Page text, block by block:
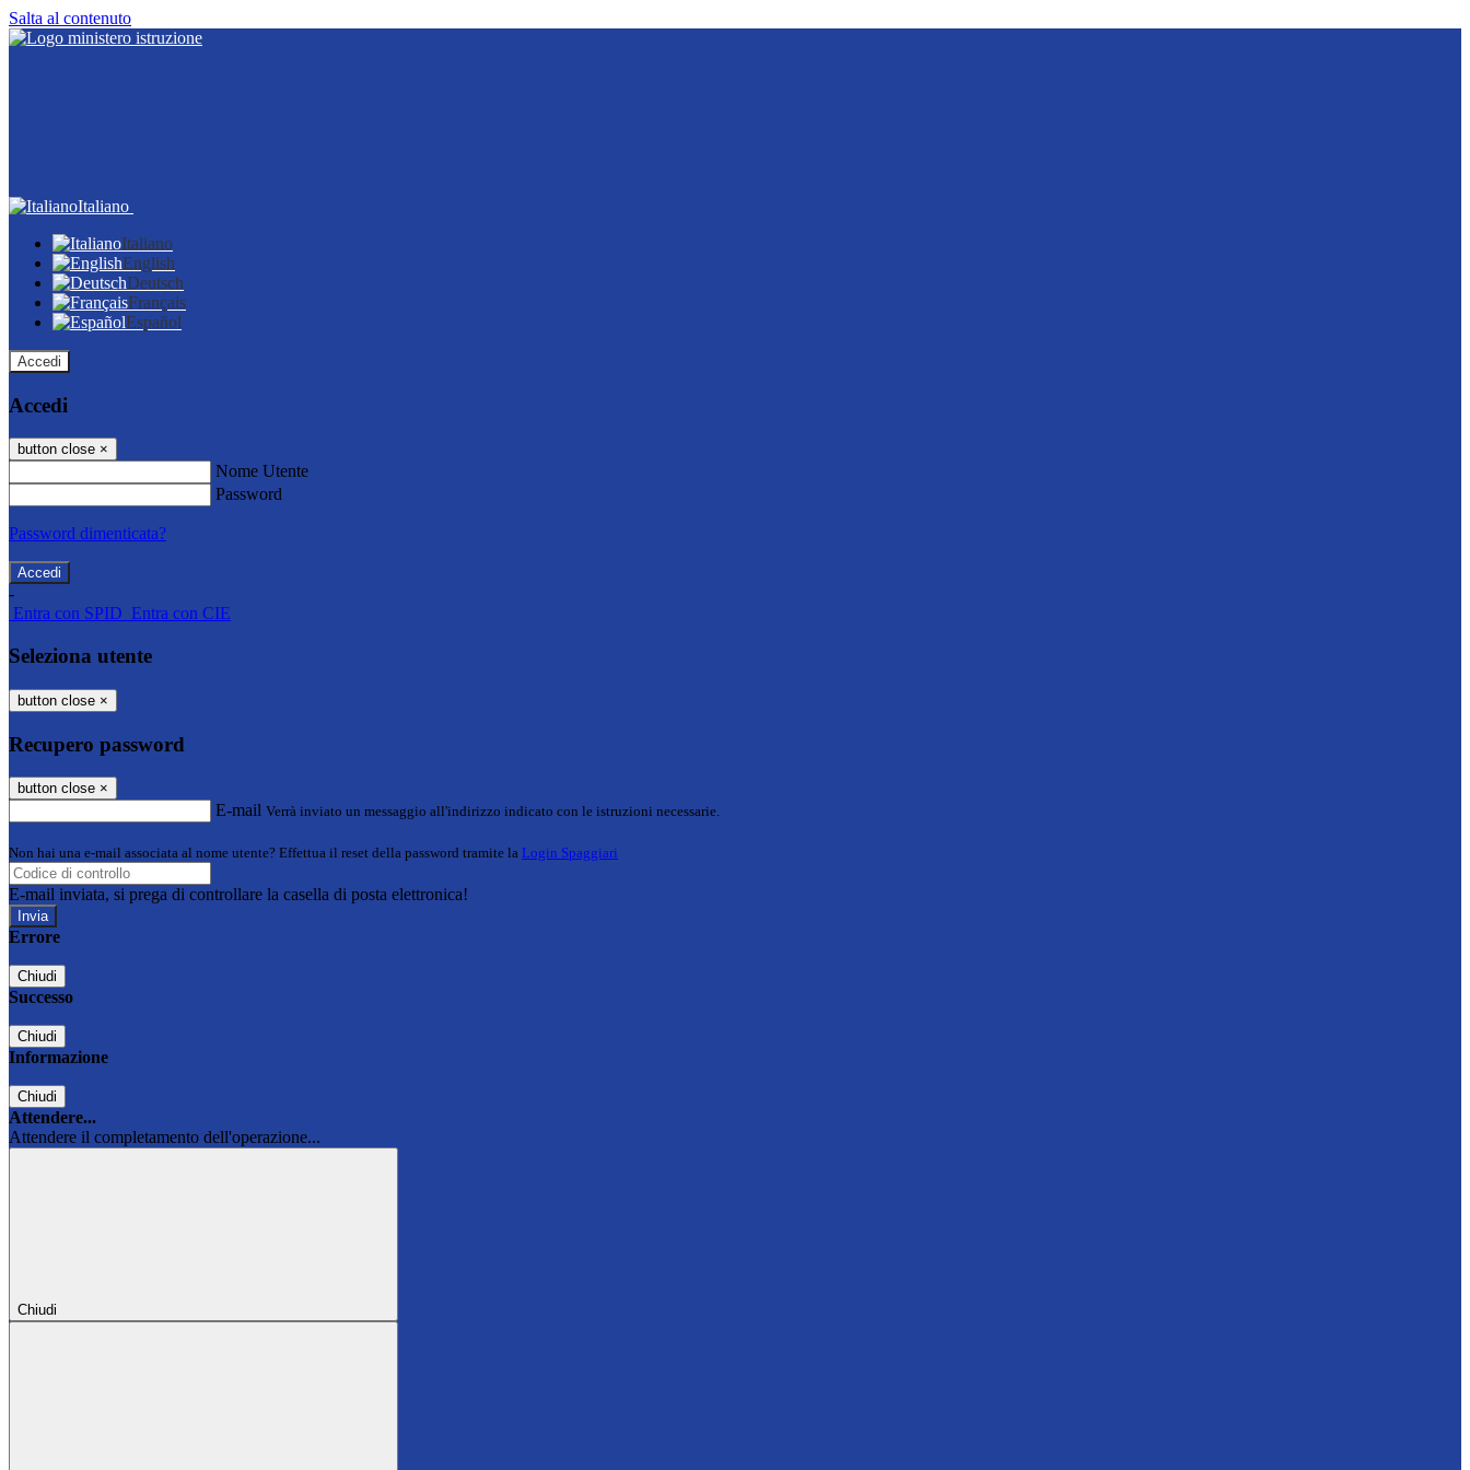
Salta al contenuto
Italiano
Italiano
English
Deutsch
Français
Español
Accedi
Accedi
button close ×
Nome Utente
Password
Password dimenticata?
-
Entra con SPID Entra con CIE
Seleziona utente
button close ×
Recupero password
button close ×
E-mail Verrà inviato un messaggio all'indirizzo indicato con le istruzioni necessarie.
Non hai una e-mail associata al nome utente? Effettua il reset della password tramite la Login Spaggiari
E-mail inviata, si prega di controllare la casella di posta elettronica!
Errore
Chiudi
Successo
Chiudi
Informazione
Chiudi
Attendere...
Attendere il completamento dell'operazione...
Chiudi